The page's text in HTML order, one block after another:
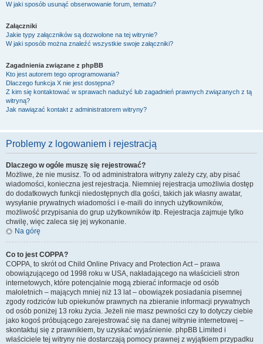
W jaki sposób usunąć obserwowanie forum, tematu?
Załączniki
Jakie typy załączników są dozwolone na tej witrynie?
W jaki sposób można znaleźć wszystkie swoje załączniki?
Zagadnienia związane z phpBB
Kto jest autorem tego oprogramowania?
Dlaczego funkcja X nie jest dostępna?
Z kim się kontaktować w sprawach nadużyć lub zagadnień prawnych związanych z tą
witryną?
Jak nawiązać kontakt z administratorem witryny?
Problemy z logowaniem i rejestracją
Dlaczego w ogóle muszę się rejestrować?
Możliwe, że nie musisz. To od administratora witryny zależy czy, aby pisać
wiadomości, konieczna jest rejestracja. Niemniej rejestracja umożliwia dostęp
do dodatkowych funkcji niedostępnych dla gości, takich jak własny awatar,
wysyłanie prywatnych wiadomości i e-maili do innych użytkowników,
możliwość przypisania do grup użytkowników itp. Rejestracja zajmuje tylko
chwilę, więc zaleca się jej wykonanie.
Na górę
Co to jest COPPA?
COPPA, to skrót od Child Online Privacy and Protection Act – prawa
obowiązującego od 1998 roku w USA, nakładającego na właścicieli stron
internetowych, które potencjalnie mogą zbierać informacje od osób
małoletnich – mających mniej niż 13 lat – obowiązek posiadania pisemnej
zgody rodziców lub opiekunów prawnych na zbieranie informacji prywatnych
od osób poniżej 13 roku życia. Jeżeli nie masz pewności czy to dotyczy ciebie
jako kogoś próbującego zarejestrować się na danej witrynie internetowej –
skontaktuj się z prawnikiem, by uzyskać wyjaśnienie. phpBB Limited i
właściciele tej witryny nie dostarczają pomocy prawnej z wyjątkiem przypadku